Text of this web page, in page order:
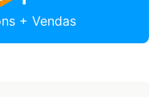
+ Vendas